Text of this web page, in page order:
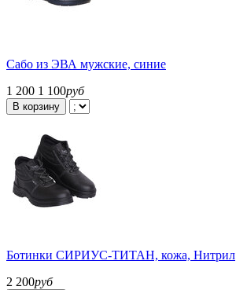
Сабо из ЭВА мужские, синие
1 200 1 100руб
В корзину
Ботинки СИРИУС-ТИТАН, кожа, Нитрил
2 200руб